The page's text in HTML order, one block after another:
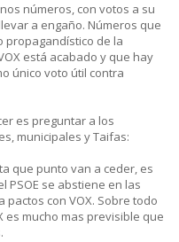
números, con votos a su
a engaño. Números que
propagandístico de la
está acabado y que hay
único voto útil contra
es preguntar a los
municipales y Taifas:
que punto van a ceder, es
PSOE se abstiene en las
con VOX. Sobre todo
es mucho mas previsible que